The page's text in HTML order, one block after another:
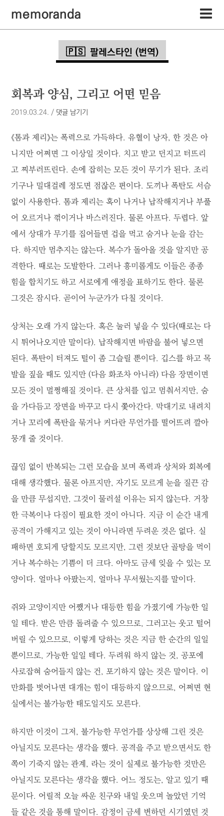
memoranda
팔레스타인 (번역)
회복과 양심, 그리고 어떤 믿음
2019.03.24. / 댓글 남기기
《톰과 제리》는 폭력으로 가득하다. 유혈이 낭자, 한 것은 아
니지만 어쩌면 그 이상일 것이다. 치고 받고 던지고 터뜨리
고 찌부러뜨린다. 손에 잡히는 모든 것이 무기가 된다. 조리
기구나 밀대걸레 정도면 점잖은 편이다. 도끼나 폭탄도 서슴
없이 사용한다. 톰과 제리는 혹이 나거나 납작해지거나 부풀
어 오르거나 꺾이거나 바스러진다. 물론 아프다. 두렵다. 앞
에서 상대가 무기를 집어들면 겁을 먹고 숨거나 눈을 감는
다. 하지만 멈추지는 않는다. 복수가 돌아올 것을 알지만 공
격한다. 때로는 도발한다. 그러나 흥미롭게도 이들은 종종
힘을 합치기도 하고 서로에게 애정을 표하기도 한다. 물론
그것은 잠시다. 곧이어 누군가가 다칠 것이다.
상처는 오래 가지 않는다. 혹은 눌러 넣을 수 있다(때로는 다
시 튀어나오지만 말이다). 납작해지면 바람을 불어 넣으면
된다. 폭탄이 터져도 털이 좀 그슬릴 뿐이다. 깁스를 하고 목
발을 짚을 때도 있지만 (다음 화조차 아니라) 다음 장면이면
모든 것이 멀쩡해질 것이다. 큰 상처를 입고 멈춰서지만, 숨
을 가다듬고 장면을 바꾸고 다시 쫓아간다. 막대기로 내려치
거나 꼬리에 폭탄을 묶거나 커다란 무언가를 떨어뜨려 깔아
뭉개 줄 것이다.
끊임 없이 반복되는 그런 모습을 보며 폭력과 상처와 회복에
대해 생각했다. 물론 아프지만, 자기도 모르게 눈을 질끈 감
을 만큼 무섭지만, 그것이 물러설 이유는 되지 않는다. 거창
한 극복이나 다짐이 필요한 것이 아니다. 지금 이 순간 내게
공격이 가해지고 있는 것이 아니라면 두려운 것은 없다. 실
패하면 호되게 당할지도 모르지만, 그런 것보단 골탕을 먹이
거나 복수하는 기쁨이 더 크다. 아마도 금세 잊을 수 있는 모
양이다. 얼마나 아팠는지, 얼마나 무서웠는지를 말이다.
쥐와 고양이지만 어쨌거나 대등한 힘을 가졌기에 가능한 일
일 테다. 받은 만큼 돌려줄 수 있으므로, 그러고는 웃고 털어
버릴 수 있으므로, 이렇게 당하는 것은 지금 한 순간의 일일
뿐이므로, 가능한 일일 테다. 두려워 하지 않는 것, 공포에
사로잡혀 숨어들지 않는 건, 포기하지 않는 것은 말이다. 이
만화를 벗어나면 대개는 힘이 대등하지 않으므로, 어쩌면 현
실에서는 불가능한 태도일지도 모른다.
하지만 이것이 그저, 불가능한 무언가를 상상해 그린 것은
아닐지도 모른다는 생각을 했다. 공격을 주고 받으면서도 한
쪽이 기죽지 않는 관계, 라는 것이 실제로 불가능한 것만은
아닐지도 모른다는 생각을 했다. 어느 정도는, 알고 있기 때
문이다. 어릴적 오늘 싸운 친구와 내일 웃으며 놀았던 기억
들 같은 것을 통해 말이다. 감정이 금세 변하던 시기였던 것